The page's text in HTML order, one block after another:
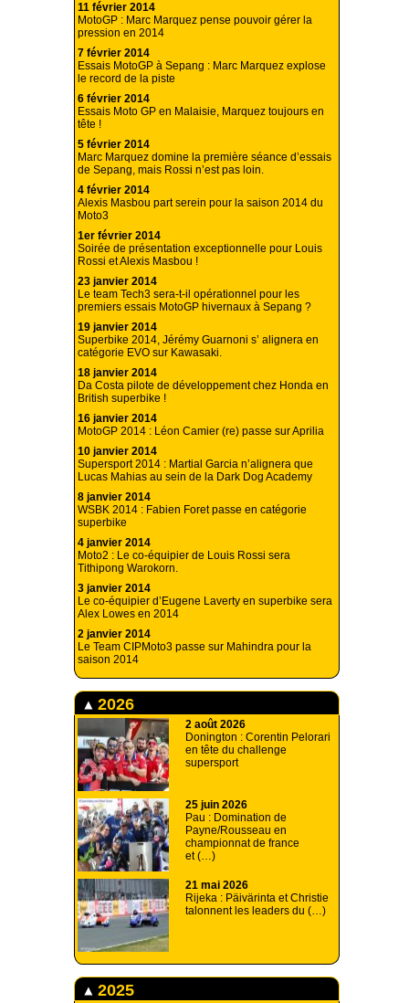
11 février 2014
MotoGP : Marc Marquez pense pouvoir gérer la
pression en 2014
7 février 2014
Essais MotoGP à Sepang : Marc Marquez explose
le record de la piste
6 février 2014
Essais Moto GP en Malaisie, Marquez toujours en
tête !
5 février 2014
Marc Marquez domine la première séance d’essais
de Sepang, mais Rossi n’est pas loin.
4 février 2014
Alexis Masbou part serein pour la saison 2014 du
Moto3
1er février 2014
Soirée de présentation exceptionnelle pour Louis
Rossi et Alexis Masbou !
23 janvier 2014
Le team Tech3 sera-t-il opérationnel pour les
premiers essais MotoGP hivernaux à Sepang ?
19 janvier 2014
Superbike 2014, Jérémy Guarnoni s’ alignera en
catégorie EVO sur Kawasaki.
18 janvier 2014
Da Costa pilote de développement chez Honda en
British superbike !
16 janvier 2014
MotoGP 2014 : Léon Camier (re) passe sur Aprilia
10 janvier 2014
Supersport 2014 : Martial Garcia n’alignera que
Lucas Mahias au sein de la Dark Dog Academy
8 janvier 2014
WSBK 2014 : Fabien Foret passe en catégorie
superbike
4 janvier 2014
Moto2 : Le co-équipier de Louis Rossi sera
Tithipong Warokorn.
3 janvier 2014
Le co-équipier d’Eugene Laverty en superbike sera
Alex Lowes en 2014
2 janvier 2014
Le Team CIPMoto3 passe sur Mahindra pour la
saison 2014
2026
2 août 2026
Donington : Corentin Pelorari
en tête du challenge
supersport
25 juin 2026
Pau : Domination de
Payne/Rousseau en
championnat de france
et (…)
21 mai 2026
Rijeka : Päivärinta et Christie
talonnent les leaders du (…)
2025